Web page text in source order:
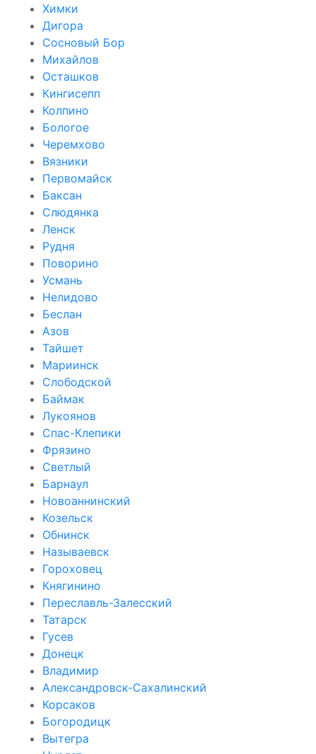
Химки
Дигора
Сосновый Бор
Михайлов
Осташков
Кингисепп
Колпино
Бологое
Черемхово
Вязники
Первомайск
Баксан
Слюдянка
Ленск
Рудня
Поворино
Усмань
Нелидово
Беслан
Азов
Тайшет
Мариинск
Слободской
Баймак
Лукоянов
Спас-Клепики
Фрязино
Светлый
Барнаул
Новоаннинский
Козельск
Обнинск
Называевск
Гороховец
Княгинино
Переславль-Залесский
Татарск
Гусев
Донецк
Владимир
Александровск-Сахалинский
Корсаков
Богородицк
Вытегра